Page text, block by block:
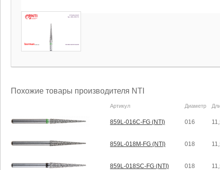
Похожие товары производителя NTI
Артикул Диаметр
859L-016C-FG (NTI) 016
859L-018M-FG (NTI) 018
859L-018SC-FG (NTI) 018